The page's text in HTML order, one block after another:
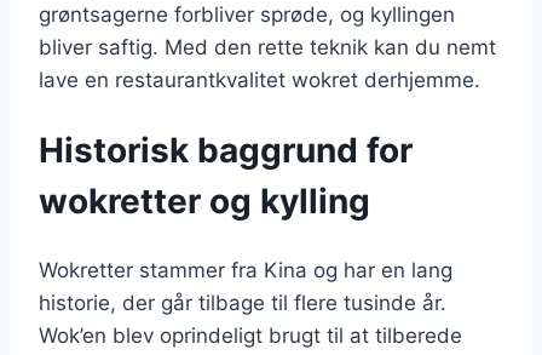
grøntsagerne forbliver sprøde, og kyllingen
bliver saftig. Med den rette teknik kan du nemt
lave en restaurantkvalitet wokret derhjemme.
Historisk baggrund for
wokretter og kylling
Wokretter stammer fra Kina og har en lang
historie, der går tilbage til flere tusinde år.
Wok’en blev oprindeligt brugt til at tilberede